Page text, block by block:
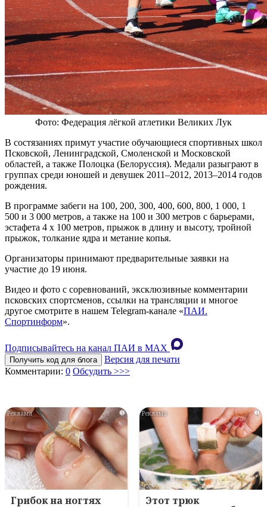
Фото: Федерация лёгкой атлетики Великих Лук
В состязаниях примут участие обучающиеся спортивных школ
Псковской, Ленинградской, Смоленской и Московской
областей, а также Полоцка (Белоруссия). Медали разыграют в
группах среди юношей и девушек 2011–2012, 2013–2014 годов
рождения.
В программе забеги на 100, 200, 300, 400, 600, 800, 1 000, 1
500 и 3 000 метров, а также на 100 и 300 метров с барьерами,
эстафета 4 x 100 метров, прыжок в длину и высоту, тройной
прыжок, толкание ядра и метание копья.
Организаторы принимают предварительные заявки на
участие до 19 июня.
Видео и фото с соревнований, эксклюзивные комментарии
псковских спортсменов, ссылки на трансляции и многое
другое смотрите в нашем Telegram-канале «ПАИ.
Спортинформ».
Подписывайтесь на канал ПАИ в MAХ
Получить код для блога
Версия для печати
Комментарии: 0 Обсудить >>>
i
Грибок на ногтях
i
Этот трюк